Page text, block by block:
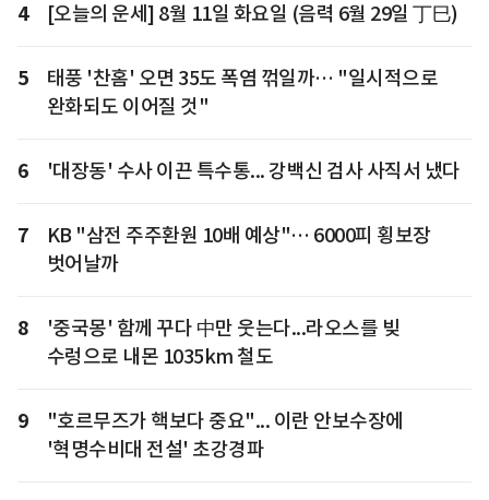
4 [오늘의 운세] 8월 11일 화요일 (음력 6월 29일 丁巳)
5
태풍 '찬홈' 오면 35도 폭염 꺾일까… "일시적으로
완화되도 이어질 것"
6 '대장동' 수사 이끈 특수통... 강백신 검사 사직서 냈다
7
KB "삼전 주주환원 10배 예상"… 6000피 횡보장
벗어날까
8
'중국몽' 함께 꾸다 中만 웃는다...라오스를 빚
수렁으로 내몬 1035km 철도
9
"호르무즈가 핵보다 중요"... 이란 안보수장에
'혁명수비대 전설' 초강경파